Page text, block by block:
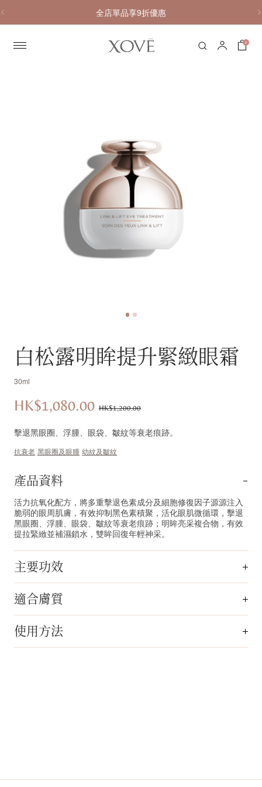
全店單品享9折優惠
0
白松露明眸提升緊緻眼霜
30ml
優
HK$1,080.00 價
HK$1,200.00
擊退黑眼圈、浮腫、眼袋、皺紋等衰老痕跡。
抗衰老 黑眼圈及眼腫 幼紋及皺紋
產品資料
活力抗氧化配方，將多重擊退色素成分及細胞修復因子源源注入
脆弱的眼周肌膚，有效抑制黑色素積聚，活化眼肌微循環，擊退
黑眼圈、浮腫、眼袋、皺紋等衰老痕跡；明眸亮采複合物，有效
提拉緊緻並補濕鎖水，雙眸回復年輕神采。
主要功效
適合膚質
使用方法